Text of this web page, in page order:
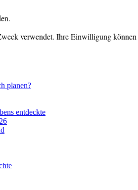
verwendet. Ihre Einwilligung
planen?
entdeckte